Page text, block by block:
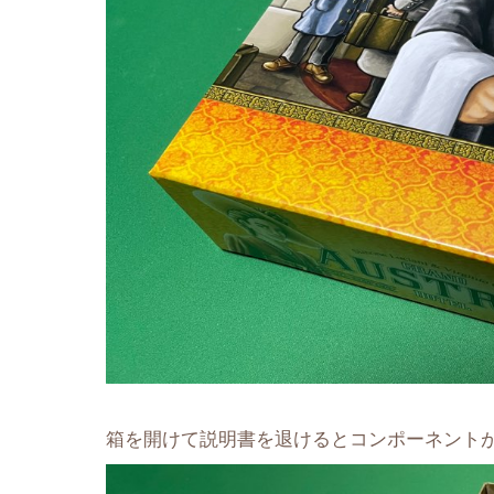
箱を開けて説明書を退けるとコンポーネント